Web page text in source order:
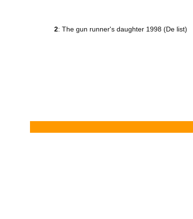
2: The gun runner's daughter 1998 (De list)